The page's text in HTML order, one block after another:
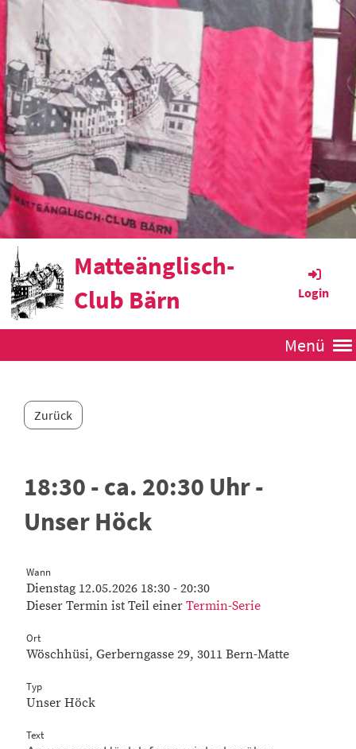
Matteänglisch-
Club Bärn
Login
Menü
Zurück
18:30 - ca. 20:30 Uhr -
Unser Höck
Wann
Dienstag 12.05.2026 18:30 - 20:30
Dieser Termin ist Teil einer Termin-Serie
Ort
Wöschhüsi, Gerberngasse 29, 3011 Bern-Matte
Typ
Unser Höck
Text